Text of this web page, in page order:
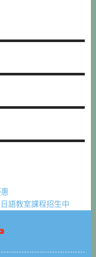
語教室課程招生中